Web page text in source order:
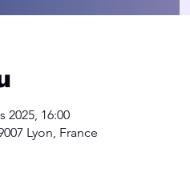
2025, 16:00
Lyon, France